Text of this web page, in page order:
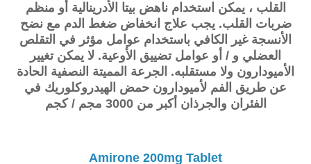
القلب ، يمكن استخدام ناهض بيتا الأدرينالية أو منظم
ضربات القلب. يجب علاج انخفاض ضغط الدم مع نضح
الأنسجة غير الكافي باستخدام عوامل مؤثر في التقلص
العضلي و / أو عوامل تضييق الأوعية. لا يمكن تغيير
الأميودارون ولا مستقلبه. الجرعة المميتة النصفية الحادة
عن طريق الفم لأميودارون حمض الهيدروكلوريك في
الفئران والجرذان أكبر من 3000 مجم / كجم
Amirone 200mg Tablet